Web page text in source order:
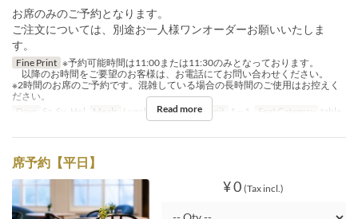
お席のみのご予約となります。
ご注文については、別途お一人様ワンオーダーお願いいたしま
す。
Fine Print ※予約可能時間は11:00または11:30のみとなっております。
以降のお時間をご要望のお客様は、お電話にてお問い合わせください。
※2時間のお席のご予約です。混雑している場合の長時間のご使用はお控えく
ださい。
Days
Sa, Su, Hol Meals Lunch, Tea Order Limit 1 ~ 1 Seat Category table
Read more
席予約【平日】
¥ 0 (Tax incl.)